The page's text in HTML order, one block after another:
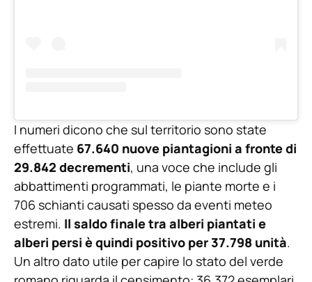
I numeri dicono che sul territorio sono state
effettuate 67.640 nuove piantagioni a fronte di
29.842 decrementi, una voce che include gli
abbattimenti programmati, le piante morte e i
706 schianti causati spesso da eventi meteo
estremi. Il saldo finale tra alberi piantati e
alberi persi è quindi positivo per 37.798 unità.
Un altro dato utile per capire lo stato del verde